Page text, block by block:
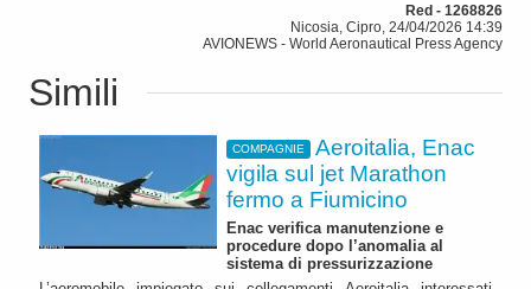
Red - 1268826
Nicosia, Cipro, 24/04/2026 14:39
AVIONEWS - World Aeronautical Press Agency
Simili
COMPAGNIE
Aeroitalia, Enac
vigila sul jet Marathon
fermo a Fiumicino
Enac verifica manutenzione e
procedure dopo l’anomalia al
sistema di pressurizzazione